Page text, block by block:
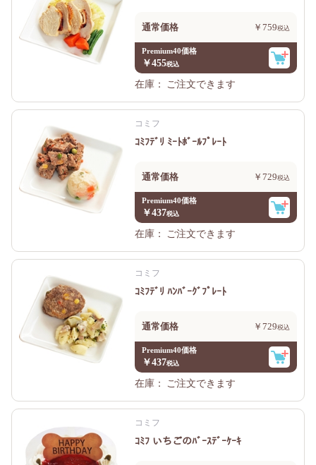
通常価格 ￥759
Premium40価格
￥455
在庫：
ご注文できます
コミフ
ｺﾐﾌﾃﾞﾘ ﾐｰﾄﾎﾞｰﾙﾌﾟﾚｰﾄ
通常価格 ￥729
Premium40価格
￥437
在庫：
ご注文できます
コミフ
ｺﾐﾌﾃﾞﾘ ﾊﾝﾊﾞｰｸﾞﾌﾟﾚｰﾄ
通常価格 ￥729
Premium40価格
￥437
在庫：
ご注文できます
コミフ
ｺﾐﾌ いちごのﾊﾞｰｽﾃﾞｰｹｰｷ